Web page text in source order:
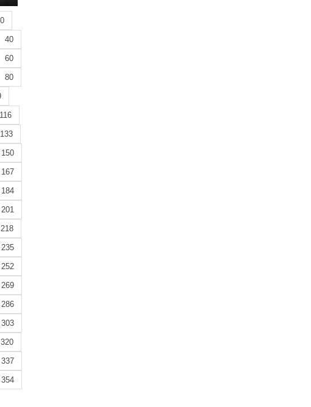
40
60
80
116
133
150
167
184
201
218
235
252
269
286
303
320
337
354